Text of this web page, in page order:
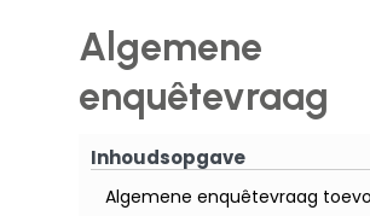
Algemene
enquêtevraag
Inhoudsopgave
Algemene enquêtevraag